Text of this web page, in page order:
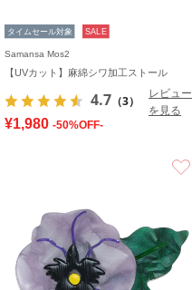
タイムセール対象 SALE
Samansa Mos2
【UVカット】麻綿シワ加工ストール
4.7 （3）
レビュー
を見る
¥1,980 -50%OFF-